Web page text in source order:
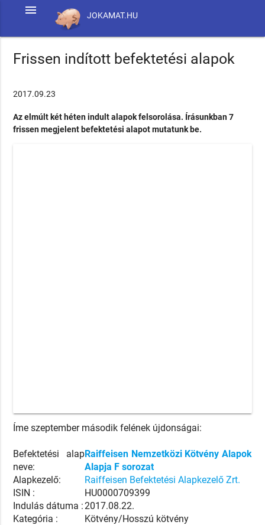
JOKAMAT.HU
menu
Frissen indított befektetési alapok
2017.09.23
Az elmúlt két héten indult alapok felsorolása. Írásunkban 7
frissen megjelent befektetési alapot mutatunk be.
Íme szeptember második felének újdonságai:
Befektetési alap
neve:
Raiffeisen Nemzetközi Kötvény Alapok
Alapja F sorozat
Alapkezelő:
Raiffeisen Befektetési Alapkezelő Zrt.
ISIN :
HU0000709399
Indulás dátuma :2017.08.22.
Kategória :
Kötvény/Hosszú kötvény